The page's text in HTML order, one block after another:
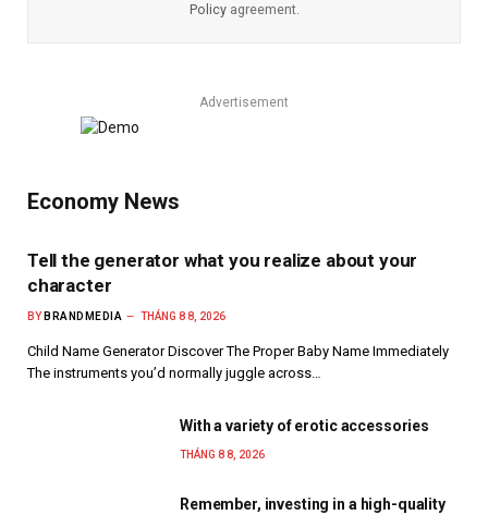
Policyagreement.
Advertisement
Economy News
Tell the generator what you realize about your
character
BY BRANDMEDIA THÁNG 8 8, 2026
Child Name Generator Discover The Proper Baby Name Immediately
The instruments you’d normally juggle across…
With a variety of erotic accessories
THÁNG 8 8, 2026
Remember, investing in a high-quality